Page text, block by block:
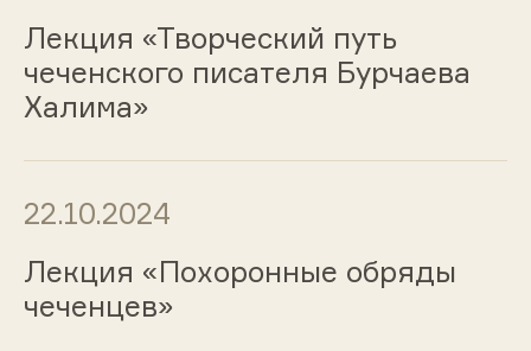
Лекция «Творческий путь
чеченского писателя Бурчаева
Халима»
22.10.2024
Лекция «Похоронные обряды
чеченцев»